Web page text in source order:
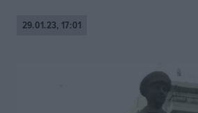
29.01.23, 17:01